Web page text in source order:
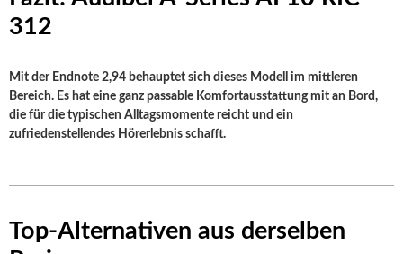
312
Mit der Endnote 2,94 behauptet sich dieses Modell im mittleren
Bereich. Es hat eine ganz passable Komfortausstattung mit an Bord,
die für die typischen Alltagsmomente reicht und ein
zufriedenstellendes Hörerlebnis schafft.
Top-Alternativen aus derselben